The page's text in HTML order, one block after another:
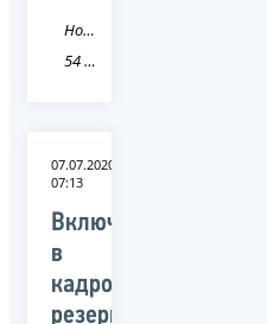
Новость
54 Новосибирская область
07.07.2020
07:13
Включены
в
кадровый
резерв